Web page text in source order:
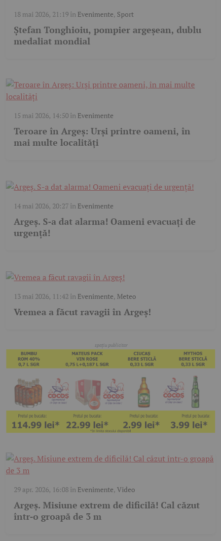
18 mai 2026, 21:19 în Evenimente, Sport
Ștefan Tonghioiu, pompier argeșean, dublu
medaliat mondial
15 mai 2026, 14:50 în Evenimente
Teroare în Argeș: Urși printre oameni, în
mai multe localități
14 mai 2026, 20:27 în Evenimente
Argeș. S-a dat alarma! Oameni evacuați de
urgență!
13 mai 2026, 11:42 în Evenimente, Meteo
Vremea a făcut ravagii în Argeș!
29 apr. 2026, 16:08 în Evenimente, Video
Argeș. Misiune extrem de dificilă! Cal căzut
într-o groapă de 3 m